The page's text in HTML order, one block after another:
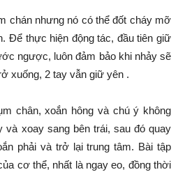
chán nhưng nó có thể đốt cháy mỡ
Để thực hiện động tác, đầu tiên giữ
ngược, luôn đảm bảo khi nhảy sẽ
xuống, 2 tay vẫn giữ yên .
chân, xoắn hông và chú ý không
và xoay sang bên trái, sau đó quay
phải và trở lại trung tâm. Bài tập
cơ thể, nhất là ngay eo, đồng thời